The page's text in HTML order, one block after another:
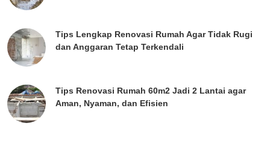
Tips Lengkap Renovasi Rumah Agar Tidak Rugi
dan Anggaran Tetap Terkendali
Tips Renovasi Rumah 60m2 Jadi 2 Lantai agar
Aman, Nyaman, dan Efisien